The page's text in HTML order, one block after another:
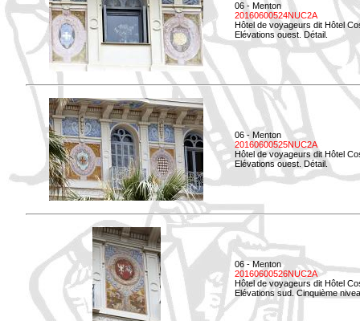
06 - Menton
20160600524NUC2A
Hôtel de voyageurs dit Hôtel
Elévations ouest. Détail.
06 - Menton
20160600525NUC2A
Hôtel de voyageurs dit Hôtel
Elévations ouest. Détail.
06 - Menton
20160600526NUC2A
Hôtel de voyageurs dit Hôtel
Elévations sud. Cinquième